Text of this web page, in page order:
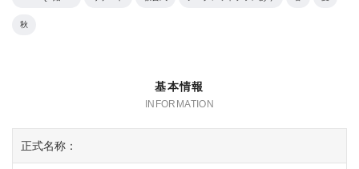
秋
基本情報
正式名称：